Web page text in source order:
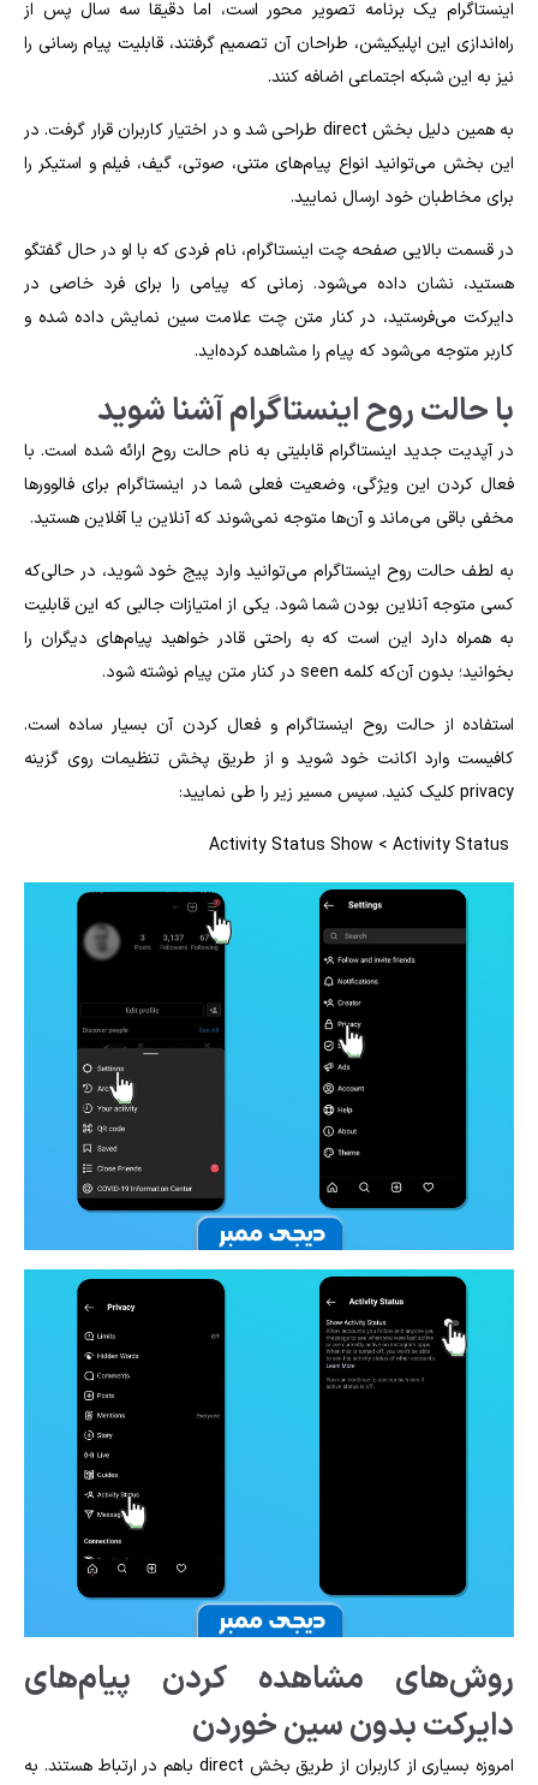
اینستاگرام یک برنامه تصویر محور است، اما دقیقا سه سال پس از
راه‌اندازی این اپلیکیشن، طراحان آن تصمیم گرفتند، قابلیت پیام رسانی را
نیز به این شبکه اجتماعی اضافه کنند.
به همین دلیل بخش direct طراحی شد و در اختیار کاربران قرار گرفت. در
این بخش می‌توانید انواع پیام‌های متنی، صوتی، گیف، فیلم و استیکر را
برای مخاطبان خود ارسال نمایید.
در قسمت بالایی صفحه چت اینستاگرام، نام فردی که با او در حال گفتگو
هستید، نشان داده می‌شود. زمانی که پیامی را برای فرد خاصی در
دایرکت می‌فرستید، در کنار متن چت علامت سین نمایش داده شده و
کاربر متوجه می‌شود که پیام را مشاهده کرده‌اید.
با حالت روح اینستاگرام آشنا شوید
در آپدیت جدید اینستاگرام قابلیتی به نام حالت روح ارائه شده است. با
فعال کردن این ویژگی، وضعیت فعلی شما در اینستاگرام برای فالوورها
مخفی باقی می‌ماند و آن‌ها متوجه نمی‌شوند که آنلاین یا آفلاین هستید.
به لطف حالت روح اینستاگرام می‌توانید وارد پیج خود شوید، در حالی‌که
کسی متوجه آنلاین بودن شما شود. یکی از امتیازات جالبی که این قابلیت
به همراه دارد این است که به راحتی قادر خواهید پیام‌های دیگران را
بخوانید؛ بدون آن‌که کلمه seen در کنار متن پیام نوشته شود.
استفاده از حالت روح اینستاگرامو فعال کردن آن بسیار ساده است.
کافیست وارد اکانت خود شوید و از طریق پخش تنظیمات روی گزینه
privacy کلیک کنید. سپس مسیر زیر را طی نمایید:
روش‌های مشاهده کردن پیام‌های
دایرکت بدون سین خوردن
امروزه بسیاری از کاربران از طریق بخش direct باهم در ارتباط هستند. به